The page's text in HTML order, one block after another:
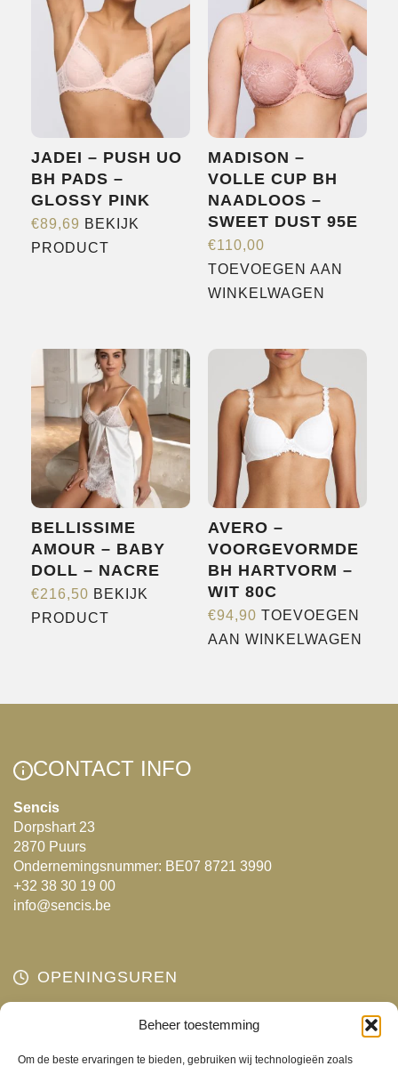
Beheer toestemming
Om de beste ervaringen te bieden, gebruiken wij technologieën zoals
MERKEN
NIEUWS
CONTACT
JADEI – PUSH UO
BH PADS –
GLOSSY PINK
€89,69 BEKIJK
PRODUCT
Deze
optie
kan
gekozen
worden
op
de
productpagina
MADISON –
VOLLE CUP BH
NAADLOOS –
SWEET DUST 95E
€110,00
TOEVOEGEN AAN
WINKELWAGEN
BELLISSIME
AMOUR – BABY
DOLL – NACRE
€216,50 BEKIJK
PRODUCT
optie
de
productpagina
AVERO –
VOORGEVORMDE
BH HARTVORM –
WIT 80C
€94,90 TOEVOEGEN
AAN WINKELWAGEN
CONTACT INFO
Sencis
Dorpshart 23
2870 Puurs
Ondernemingsnummer: BE07 8721 3990
+32 38 30 19 00
info@sencis.be
OPENINGSUREN
Gesloten